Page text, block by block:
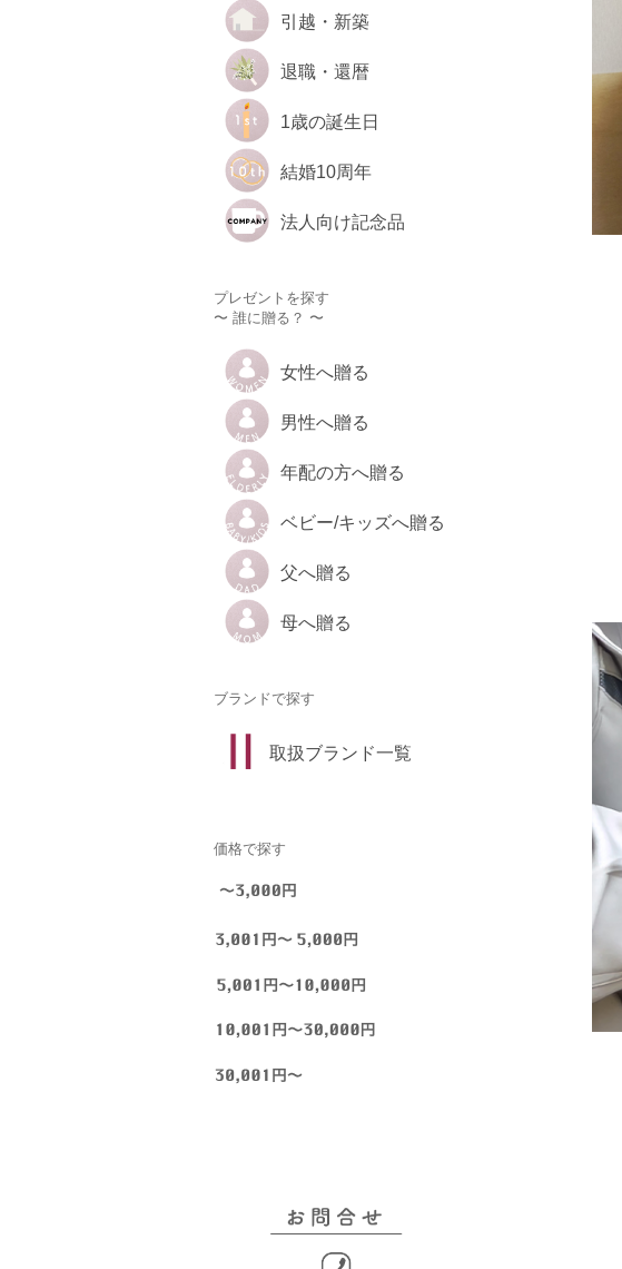
引越・新築
退職・還暦
1歳の誕生日
結婚10周年
法人向け記念品
プレゼントを探す
〜 誰に贈る？ 〜
女性へ贈る
男性へ贈る
年配の方へ贈る
ベビー/キッズへ贈る
父へ贈る
母へ贈る
ブランドで探す
取扱ブランド一覧
価格で探す